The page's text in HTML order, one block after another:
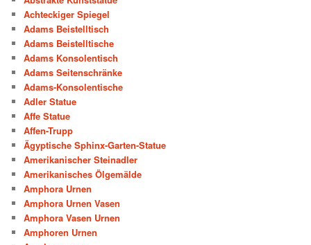
Achteckiger Spiegel
Adams Beistelltisch
Adams Beistelltische
Adams Konsolentisch
Adams Seitenschränke
Adams-Konsolentische
Adler Statue
Affe Statue
Affen-Trupp
Ägyptische Sphinx-Garten-Statue
Amerikanischer Steinadler
Amerikanisches Ölgemälde
Amphora Urnen
Amphora Urnen Vasen
Amphora Vasen Urnen
Amphoren Urnen